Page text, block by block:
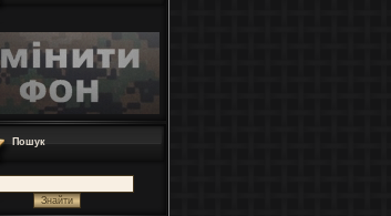
Пошук